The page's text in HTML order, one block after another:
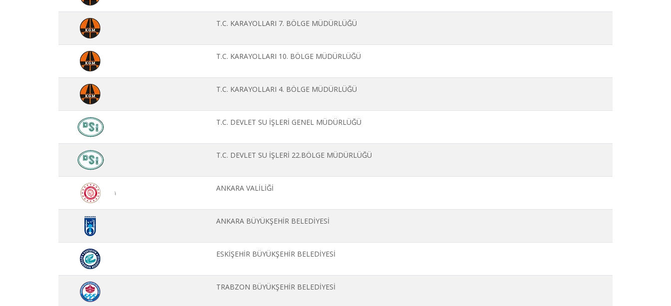
T.C. KARAYOLLARI 7. BÖLGE MÜDÜRLÜĞÜ
T.C. KARAYOLLARI 10. BÖLGE MÜDÜRLÜĞÜ
T.C. KARAYOLLARI 4. BÖLGE MÜDÜRLÜĞÜ
T.C. DEVLET SU İŞLERİ GENEL MÜDÜRLÜĞÜ
T.C. DEVLET SU İŞLERİ 22.BÖLGE MÜDÜRLÜĞÜ
ANKARA VALİLİĞİ
ANKARA BÜYÜKŞEHİR BELEDİYESİ
ESKİŞEHİR BÜYÜKŞEHİR BELEDİYESİ
TRABZON BÜYÜKŞEHİR BELEDİYESİ